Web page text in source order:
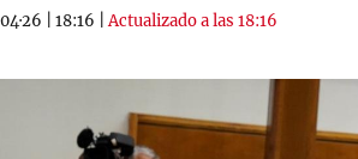
18:16 |Actualizado a las 18:16